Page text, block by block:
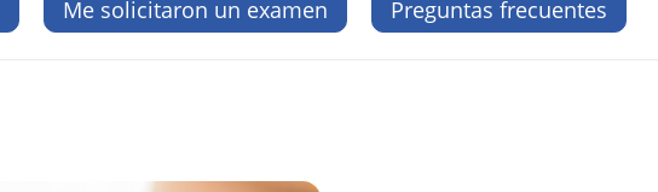
Me solicitaron un examen Preguntas frecuentes